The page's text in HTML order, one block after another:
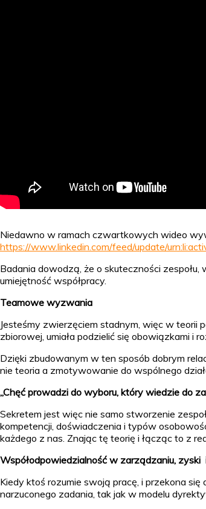
Niedawno w ramach czwartkowych wideo
https://www.linkedin.com/feed/update/
Badania dowodzą, że o skuteczności zespołu,
umiejętność współpracy.
Teamowe wyzwania
Jesteśmy zwierzęciem stadnym, więc w teorii
zbiorowej, umiała podzielić się obowiązkami i
Dzięki zbudowanym w ten sposób dobrym
nie teoria a zmotywowanie do wspólnego
„Chęć prowadzi do wyboru, który wiedzie do
Sekretem jest więc nie samo stworzenie
kompetencji, doświadczenia i typów
każdego z nas. Znając tę teorię i łącząc to z
Współodpowiedzialność w zarządzaniu, zyski
Kiedy ktoś rozumie swoją pracę, i przekona
narzuconego zadania, tak jak w modelu